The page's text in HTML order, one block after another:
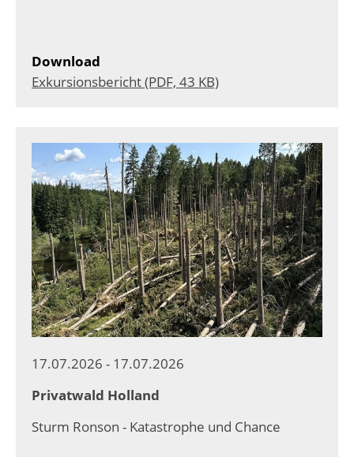
Download
Exkursionsbericht (PDF, 43 KB)
17.07.2026 - 17.07.2026
Privatwald Holland
Sturm Ronson - Katastrophe und Chance